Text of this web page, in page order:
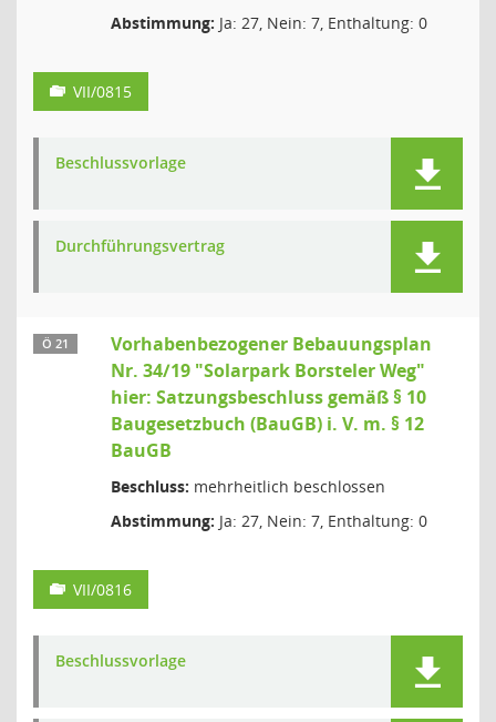
Abstimmung: Ja: 27, Nein: 7, Enthaltung: 0
VII/0815
Beschlussvorlage
Durchführungsvertrag
Ö 21
Vorhabenbezogener Bebauungsplan
Nr. 34/19 "Solarpark Borsteler Weg"
hier: Satzungsbeschluss gemäß § 10
Baugesetzbuch (BauGB) i. V. m. § 12
BauGB
Beschluss: mehrheitlich beschlossen
Abstimmung: Ja: 27, Nein: 7, Enthaltung: 0
VII/0816
Beschlussvorlage